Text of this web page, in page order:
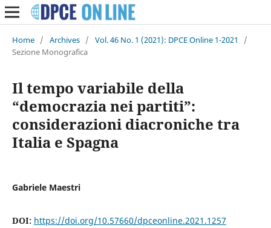
Home / Archives / Vol. 46 No. 1 (2021): DPCE Online 1-2021
/
Sezione Monografica
Il tempo variabile della
“democrazia nei partiti”:
considerazioni diacroniche tra
Italia e Spagna
Gabriele Maestri
DOI: https://doi.org/10.57660/dpceonline.2021.1257